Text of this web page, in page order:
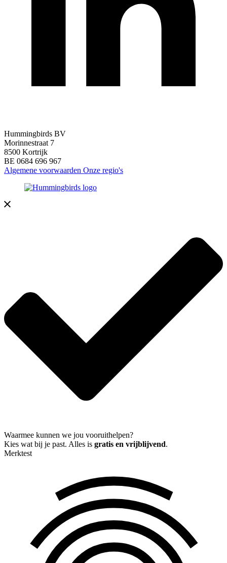
Hummingbirds BV
Morinnestraat 7
8500 Kortrijk
BE 0684 696 967
Algemene voorwaarden Onze regio's
Waarmee kunnen we jou vooruithelpen?
Kies wat bij je past. Alles is gratis en vrijblijvend.
Merktest